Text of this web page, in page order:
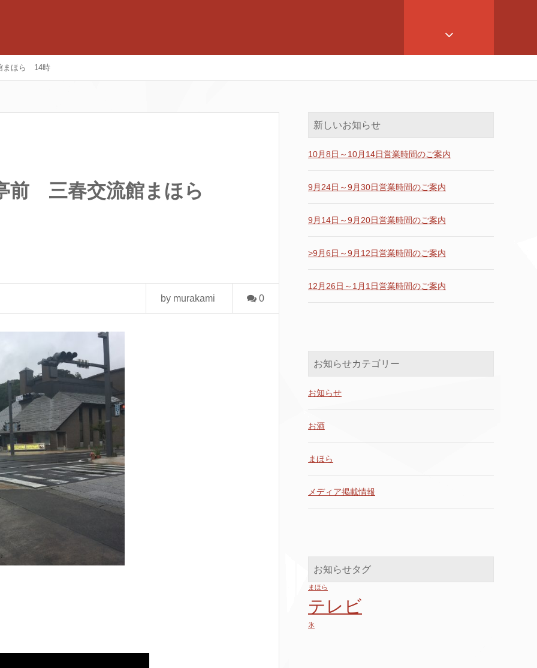
まほら 14時
前 三春交流館まほら
by murakami 0
新しいお知らせ
10月8日～10月14日営業時間のご案内
9月24日～9月30日営業時間のご案内
9月14日～9月20日営業時間のご案内
>9月6日～9月12日営業時間のご案内
12月26日～1月1日営業時間のご案内
お知らせカテゴリー
お知らせ
お酒
まほら
メディア掲載情報
お知らせタグ
まほら
テレビ
氷